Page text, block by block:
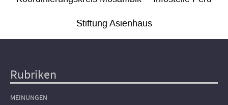
Stiftung Asienhaus
Hauptnavigation
Rubriken
MEINUNGEN